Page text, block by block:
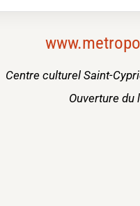
Centre culturel Saint-
Ouverture du